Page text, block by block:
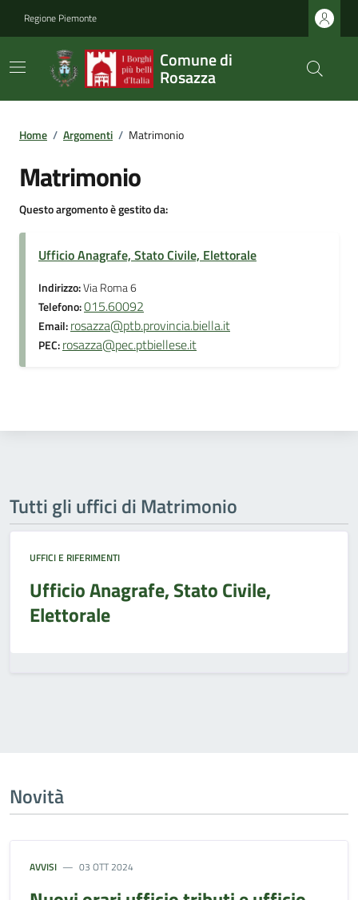
Regione Piemonte
Comune di
Rosazza
Home / Argomenti / Matrimonio
Matrimonio
Questo argomento è gestito da:
Ufficio Anagrafe, Stato Civile, Elettorale
Indirizzo:Via Roma 6
Telefono:015.60092
Email:rosazza@ptb.provincia.biella.it
PEC:rosazza@pec.ptbiellese.it
Tutti gli uffici di Matrimonio
UFFICI E RIFERIMENTI
Ufficio Anagrafe, Stato Civile,
Elettorale
Novità
AVVISI 03 OTT 2024